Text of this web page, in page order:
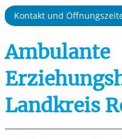
Kontakt und
Ambulante
Landkreis